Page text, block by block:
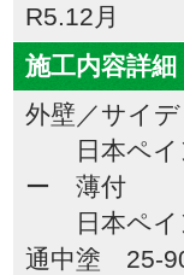
R5.12月
施工内容詳細
外壁／サイ
日本ペイ
ー 薄付
日本ペイ
通中塗 25-